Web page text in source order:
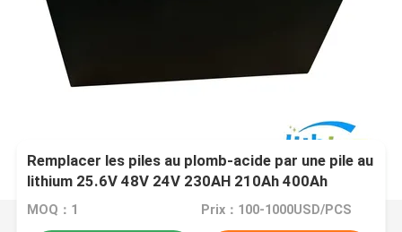
Remplacer les piles au plomb-acide par une pile au
lithium 25.6V 48V 24V 230AH 210Ah 400Ah
560Ah
MOQ：1 Prix：100-1000USD/PCS